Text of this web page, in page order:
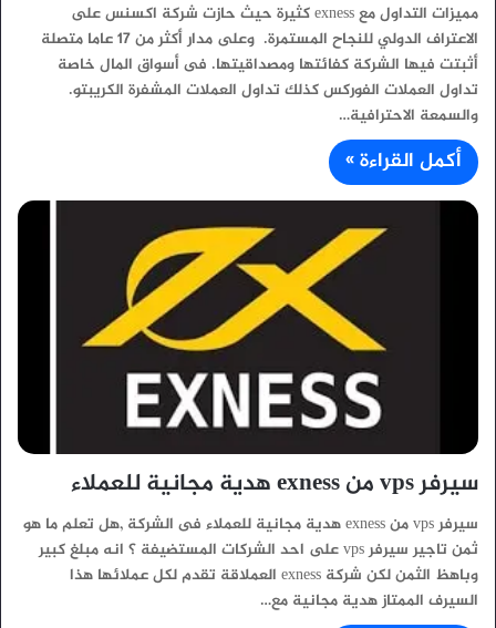
مميزات التداول مع exness كثيرة حيث حازت شركة اكسنس على
الاعتراف الدولي للنجاح المستمرة. وعلى مدار أكثر من 17 عاما متصلة
أثبتت فيها الشركة كفائتها ومصداقيتها. فى أسواق المال خاصة
تداول العملات الفوركس كذلك تداول العملات المشفرة الكريبتو.
والسمعة الاحترافية…
أكمل القراءة »
سيرفر vps من exness هدية مجانية للعملاء
سيرفر vps من exness هدية مجانية للعملاء فى الشركة ,هل تعلم ما هو
ثمن تاجير سيرفر vps على احد الشركات المستضيفة ؟ انه مبلغ كبير
وباهظ الثمن لكن شركة exness العملاقة تقدم لكل عملائها هذا
السيرف الممتاز هدية مجانية مع…